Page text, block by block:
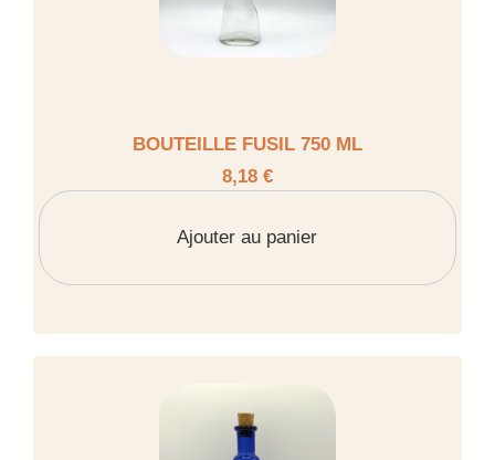
BOUTEILLE FUSIL 750 ML
8,18 €
Ajouter au panier